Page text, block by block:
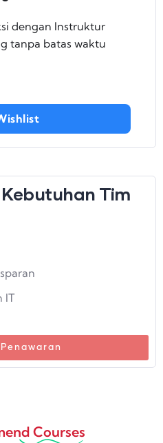
dengan Instruktur
tanpa batas waktu
Tim
IT
Courses